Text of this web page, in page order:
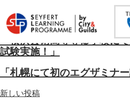
「横浜芸術高等専修学校に
試験実施！」
「札幌にて初のエグザミナー
投
新しい投稿